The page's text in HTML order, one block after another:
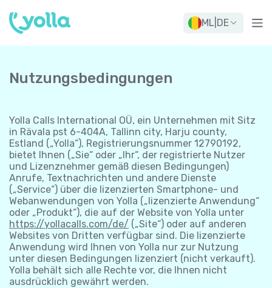
ML DE
Nutzungsbedingungen
Yolla Calls International OÜ, ein Unternehmen mit Sitz
in Rävala pst 6-404A, Tallinn city, Harju county,
Estland („Yolla“), Registrierungsnummer 12790192,
bietet Ihnen („Sie“ oder „Ihr“, der registrierte Nutzer
und Lizenznehmer gemäß diesen Bedingungen)
Anrufe, Textnachrichten und andere Dienste
(„Service“) über die lizenzierten Smartphone- und
Webanwendungen von Yolla („lizenzierte Anwendung“
oder „Produkt“), die auf der Website von Yolla unter
https://yollacalls.com/de/ („Site“) oder auf anderen
Websites von Dritten verfügbar sind. Die lizenzierte
Anwendung wird Ihnen von Yolla nur zur Nutzung
unter diesen Bedingungen lizenziert (nicht verkauft).
Yolla behält sich alle Rechte vor, die Ihnen nicht
ausdrücklich gewährt werden.